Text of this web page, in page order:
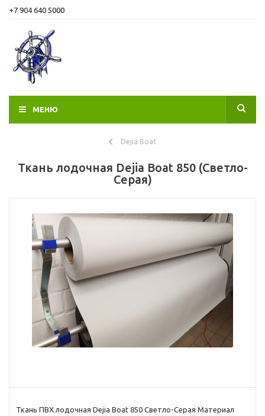
+7 904 640 5000
МЕНЮ
Dejia Boat
Ткань лодочная Dejia Boat 850 (Светло-
Серая)
Ткань ПВХ лодочная Dejia Boat 850 Светло-Серая Материал